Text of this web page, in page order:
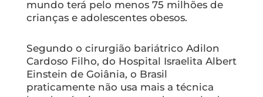
mundo terá pelo menos 75 milhões de
crianças e adolescentes obesos.
Segundo o cirurgião bariátrico Adilon
Cardoso Filho, do Hospital Israelita Albert
Einstein de Goiânia, o Brasil
praticamente não usa mais a técnica